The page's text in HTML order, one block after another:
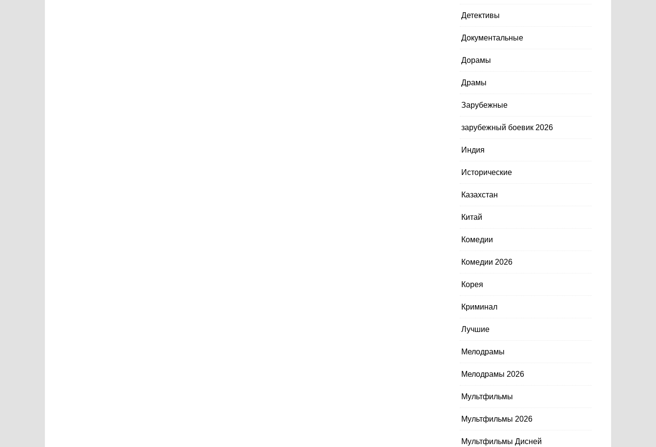
Детективы
Документальные
Дорамы
Драмы
Зарубежные
зарубежный боевик 2026
Индия
Исторические
Казахстан
Китай
Комедии
Комедии 2026
Корея
Криминал
Лучшие
Мелодрамы
Мелодрамы 2026
Мультфильмы
Мультфильмы 2026
Мультфильмы Дисней